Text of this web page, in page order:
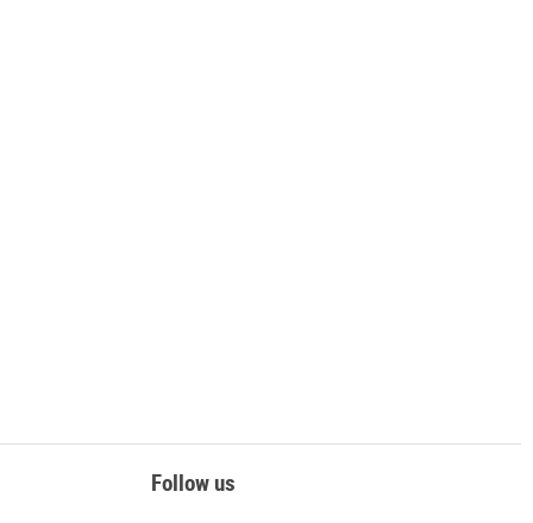
Follow us